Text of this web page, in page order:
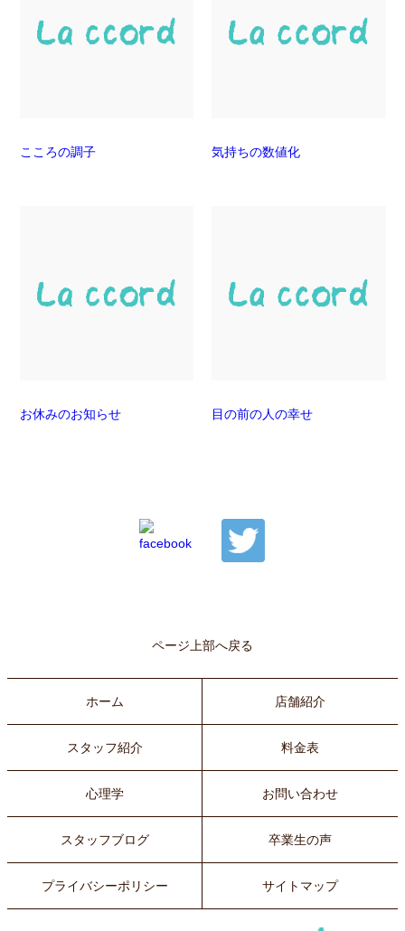
こころの調子 気持ちの数値化
お休みのお知らせ 目の前の人の幸せ
ページ上部へ戻る
ホーム 店舗紹介
スタッフ紹介 料金表
心理学 お問い合わせ
スタッフブログ 卒業生の声
プライバシーポリシー サイトマップ